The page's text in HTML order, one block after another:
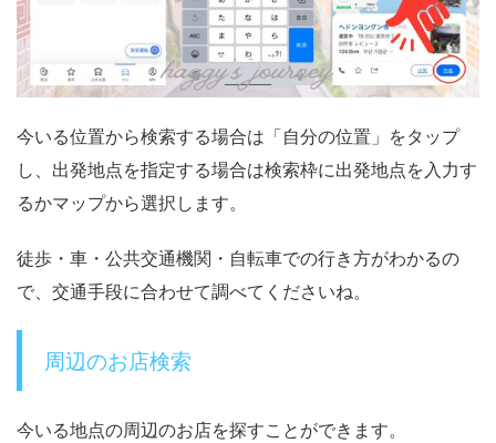
今いる位置から検索する場合は「自分の位置」をタップ
し、出発地点を指定する場合は検索枠に出発地点を入力す
るかマップから選択します。
徒歩・車・公共交通機関・自転車での行き方がわかるの
で、交通手段に合わせて調べてくださいね。
周辺のお店検索
今いる地点の周辺のお店を探すことができます。